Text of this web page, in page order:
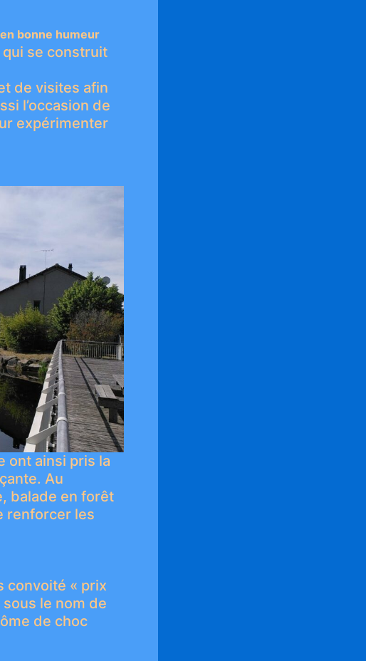
bonne humeur
se construit
de visites afin
l’occasion de
expérimenter
ont ainsi pris la
Au
balade en forêt
renforcer les
convoité « prix
le nom de
de choc